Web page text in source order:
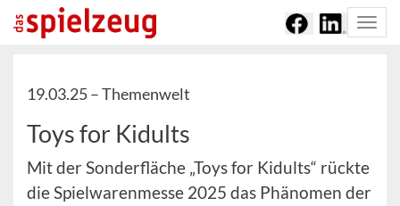
19.03.25 –Themenwelt
Toys for Kidults
Mit der Sonderfläche „Toys for Kidults“ rückte
die Spielwarenmesse 2025 das Phänomen der